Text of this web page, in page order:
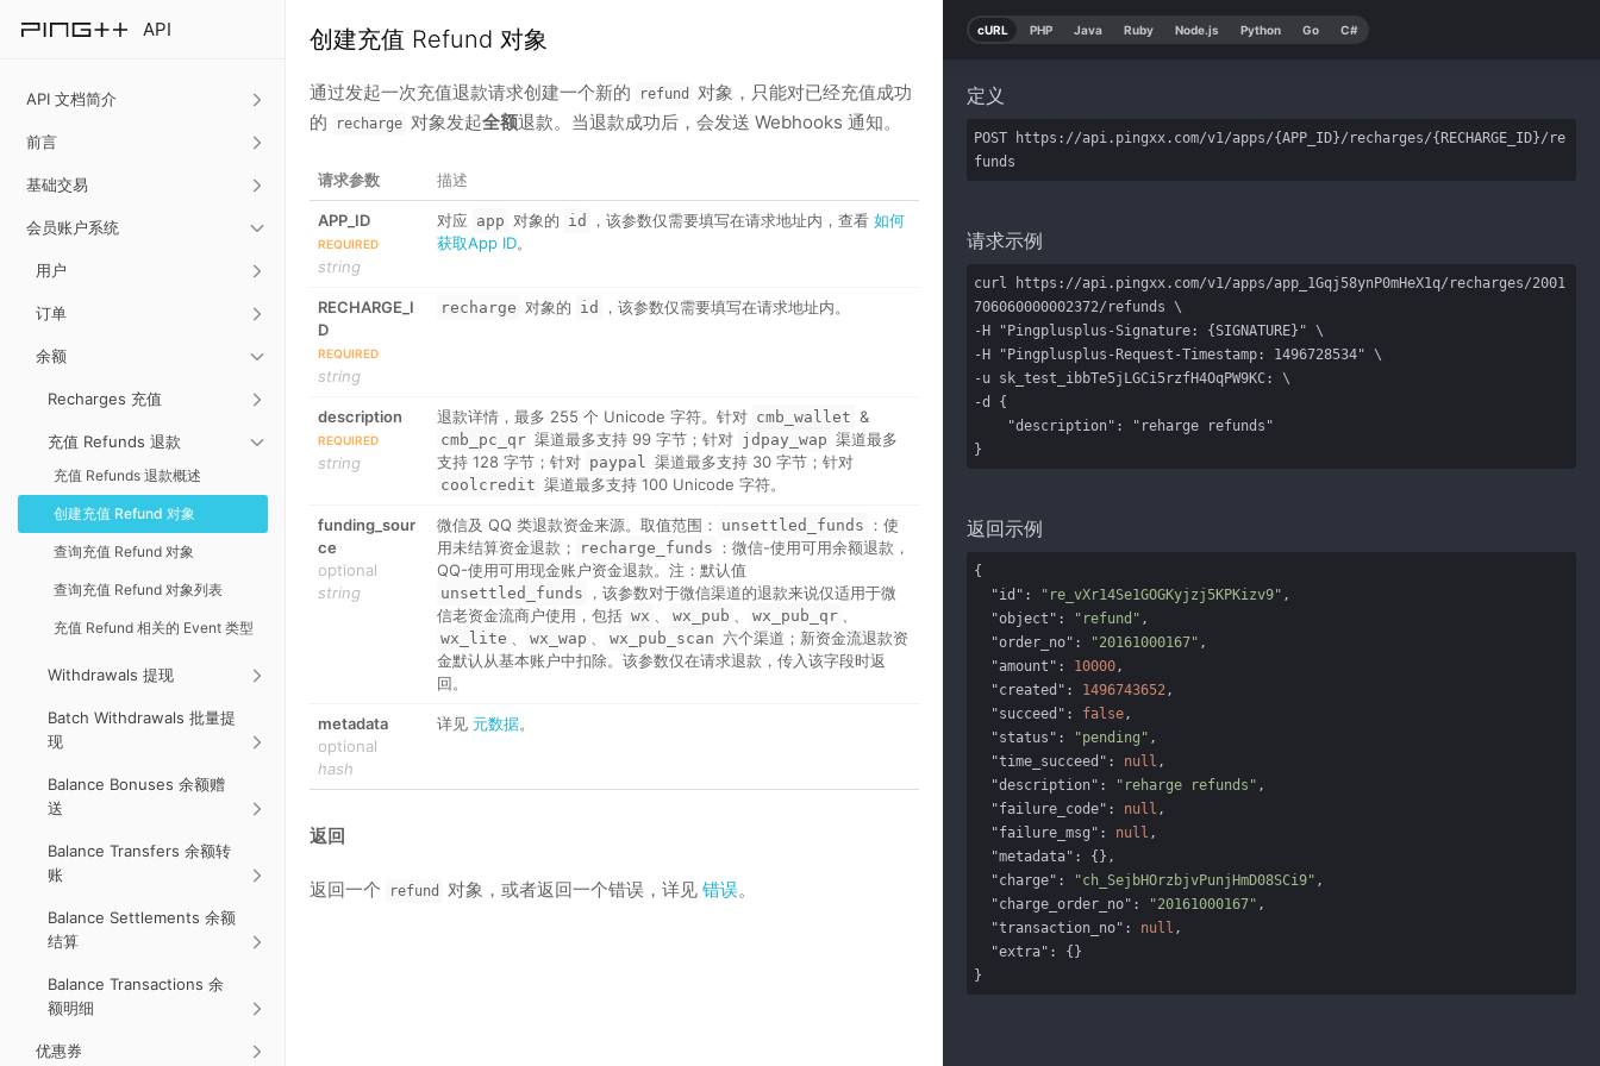
API 文档简介
前言
基础交易
会员账户系统
用户
订单
余额
Recharges 充值
充值 Refunds 退款
充值 Refunds 退款概述
创建充值 Refund 对象
查询充值 Refund 对象
查询充值 Refund 对象列表
充值 Refund 相关的 Event 类型
Withdrawals 提现
Batch Withdrawals 批量提
现
Balance Bonuses 余额赠
送
Balance Transfers 余额转
账
Balance Settlements 余额
结算
Balance Transactions 余
额明细
优惠券
创建充值 Refund 对象
通过发起一次充值退款请求创建一个新的 refund
对象，只能对已经充值成功
的
recharge 对象发起全额退款。当退款成功后，会发送 Webhooks 通知。
请求参数 描述
APP_ID
REQUIRED
string
对应 app 对象的 id ，该参数仅需要填写在请求地址内，查看 如何
获取App ID。
RECHARGE_I
D
REQUIRED
string
recharge 对象的 id ，该参数仅需要填写在请求地址内。
description
REQUIRED
string
退款详情，最多 255 个 Unicode 字符。针对 cmb_wallet &
cmb_pc_qr 渠道最多支持 99 字节；针对 jdpay_wap 渠道最多
支持 128 字节；针对 paypal 渠道最多支持 30 字节；针对
coolcredit 渠道最多支持 100 Unicode 字符。
funding_sour
ce
optional
string
微信及 QQ 类退款资金来源。取值范围： unsettled_funds ：使
用未结算资金退款；
recharge_funds ：微信-使用可用余额退款，
QQ-使用可用现金账户资金退款。注：默认值
unsettled_funds
，该参数对于微信渠道的退款来说仅适用于微
信老资金流商户使用，包括 wx wx_pub wx_pub_qr
wx_lite wx_wap wx_pub_scan 六个渠道；新资金流退款资
金默认从基本账户中扣除。该参数仅在请求退款，传入该字段时返
回。
metadata
optional
hash
详见 元数据。
返回
返回一个 refund 对象，或者返回一个错误，详见 错误。
定义
POST https://api.pingxx.com/v1/apps/{APP_ID}/recharges/{RECHARGE_ID}/re
funds
请求示例
curl https://api.pingxx.com/v1/apps/app_1Gqj58ynP0mHeX1q/recharges/2001
706060000002372/refunds \
-H "Pingplusplus-Signature: {SIGNATURE}" \
-H "Pingplusplus-Request-Timestamp: 1496728534" \
-u sk_test_ibbTe5jLGCi5rzfH4OqPW9KC: \
-d {
}
返回示例
{
"id" : "re_vXr14Se1GOGKyjzj5KPKizv9" ,
"object" : "refund" ,
"order_no" : "20161000167" ,
"amount" : 10000,
"created" : 1496743652,
"succeed" : false,
"status" : "pending" ,
"time_succeed" : null ,
"description" : "reharge refunds" ,
"failure_code" : null ,
"failure_msg" : null ,
"metadata" : {},
"charge" : "ch_SejbHOrzbjvPunjHmD08SCi9" ,
"charge_order_no" : "20161000167" ,
"transaction_no" : null ,
"extra" : {}
}
cURL PHP Java Ruby Node.js Python Go C#
API